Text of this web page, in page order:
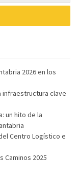
2026 en los
infraestructura clave
un hito de la
Centro Logístico e
Caminos 2025